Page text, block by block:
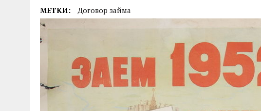
МЕТКИ: Договор займа